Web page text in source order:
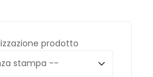
prodotto